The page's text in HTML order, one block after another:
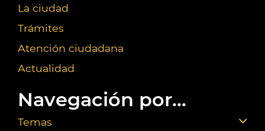
La ciudad
Trámites
Atención ciudadana
Actualidad
Navegación por...
Temas